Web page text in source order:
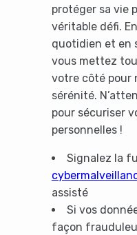
protéger sa vie
véritable défi.
quotidien et en
vous mettez
votre côté pour
sérénité.
pour sécuriser
personnelles !
Signalez la
assisté
Si vos
façon